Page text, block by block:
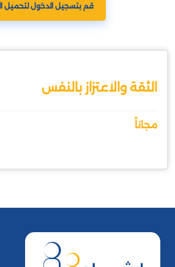
قم بتسجيل الدخول لتحميل
الثقة والاعتزاز بالنفس
مجاناً